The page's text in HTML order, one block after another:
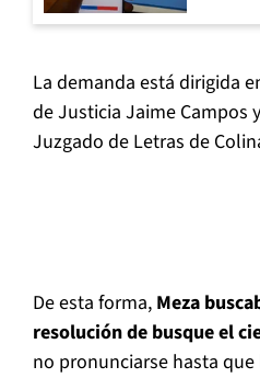
La demanda está dirigida
de Justicia Jaime Campos
Juzgado de Letras de
De esta forma, Meza
resolución de busque el
no pronunciarse hasta